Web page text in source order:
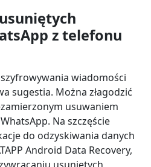
z telefonu
wiadomości
sugestia. Można złagodzić
usuwaniem
Na szczęście
do odzyskiwania danych
Android Data Recovery,